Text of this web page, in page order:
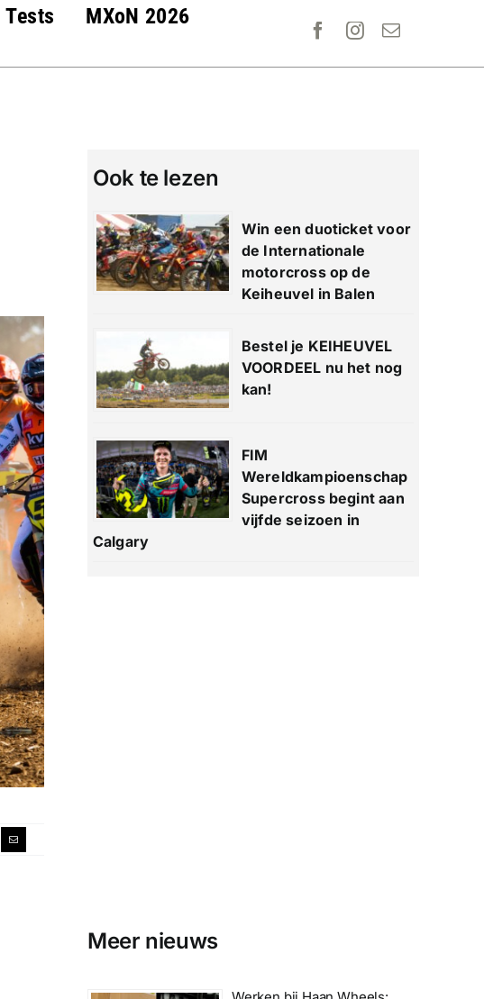
Tests MXoN 2026
Ook te lezen
Win een duoticket voor
de Internationale
motorcross op de
Keiheuvel in Balen
Bestel je KEIHEUVEL
VOORDEEL nu het nog
kan!
FIM
Wereldkampioenschap
Supercross begint aan
vijfde seizoen in
Calgary
Meer nieuws